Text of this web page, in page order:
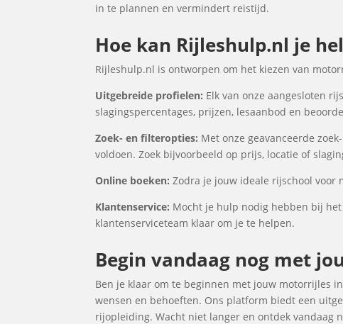
in te plannen en vermindert reistijd.
Hoe kan Rijleshulp.nl je
Rijleshulp.nl is ontworpen om het kiezen van
Uitgebreide profielen: Elk van onze aangesloten
slagingspercentages, prijzen, lesaanbod en
Zoek- en filteropties: Met onze geavanceerde
voldoen. Zoek bijvoorbeeld op prijs, locatie of
Online boeken: Zodra je jouw ideale rijschool voor
Klantenservice: Mocht je hulp nodig hebben bij
klantenserviceteam klaar om je te helpen.
Begin vandaag nog met
Ben je klaar om te beginnen met jouw motorrijles
wensen en behoeften. Ons platform biedt een
rijopleiding. Wacht niet langer en ontdek vandaag